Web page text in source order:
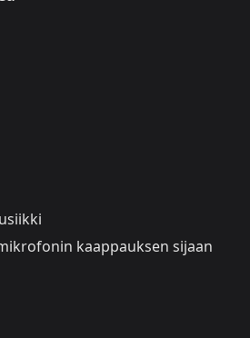
kaappauksen sijaan